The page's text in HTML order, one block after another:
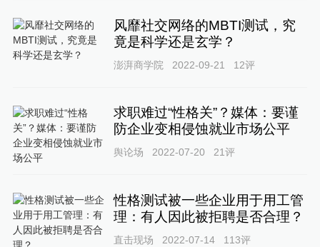
风靡社交网络的MBTI测试，究
竟是科学还是玄学？
澎湃商学院 2022-09-21 12评
求职难过“性格关”？媒体：要谨
防企业变相侵蚀就业市场公平
舆论场 2022-07-20 21评
性格测试被一些企业用于用工管
理：有人因此被拒聘是否合理？
直击现场 2022-07-14 113评